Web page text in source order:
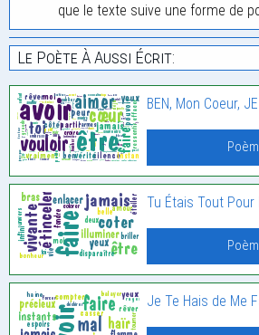
que le texte suive une forme de
Le Poète À Aussi Écrit:
BEN, Mon Coeur, JE
Tu Étais Tout Pour
Je Te Hais de Me